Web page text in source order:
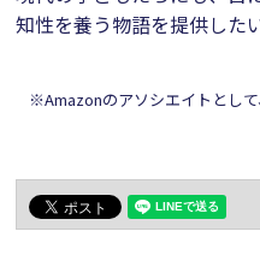
知性を養う物語を提供した
※Amazonのアソシエイトとし